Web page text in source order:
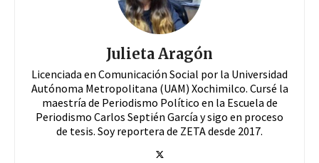
Julieta Aragón
Licenciada en Comunicación Social por la Universidad
Autónoma Metropolitana (UAM) Xochimilco. Cursé la
maestría de Periodismo Político en la Escuela de
Periodismo Carlos Septién García y sigo en proceso
de tesis. Soy reportera de ZETA desde 2017.